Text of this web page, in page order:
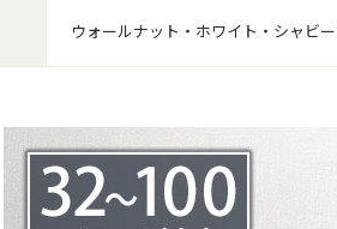
ウォールナット・ホワイト・シャビ